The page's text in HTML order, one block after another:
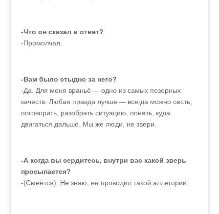
-Что он сказал в ответ?
-Промолчал.
-Вам было стыдно за него?
-Да. Для меня враньё — одно из самых позорных
качеств. Любая правда лучше — всегда можно сесть,
поговорить, разобрать ситуацию, понять, куда
двигаться дальше. Мы же люди, не звери.
-А когда вы сердитесь, внутри вас какой зверь
просыпается?
-(Смеётся). Не знаю, не проводил такой аллегории.